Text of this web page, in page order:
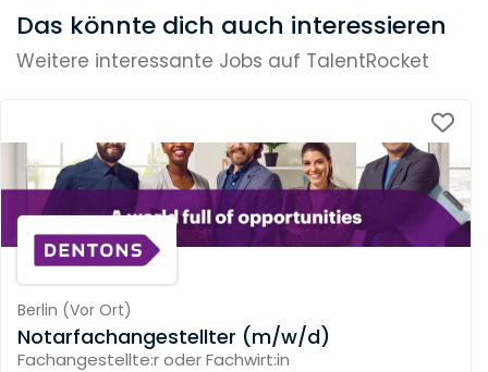
Das könnte dich auch interessieren
Weitere interessante Jobs auf TalentRocket
Berlin (Vor Ort)
Notarfachangestellter (m/w/d)
Fachangestellte:r oder Fachwirt:in